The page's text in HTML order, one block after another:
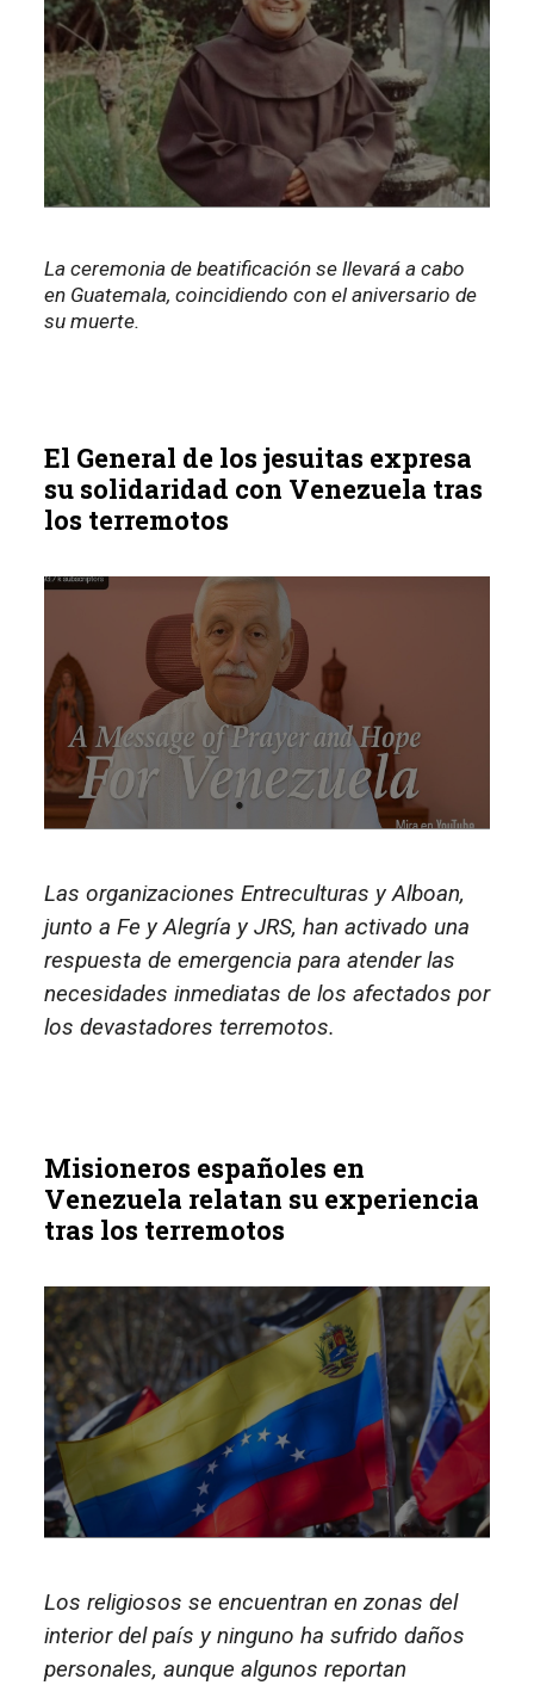
La ceremonia de beatificación se llevará a cabo
en Guatemala, coincidiendo con el aniversario de
su muerte.
El General de los jesuitas expresa
su solidaridad con Venezuela tras
los terremotos
Las organizaciones Entreculturas y Alboan,
junto a Fe y Alegría y JRS, han activado una
respuesta de emergencia para atender las
necesidades inmediatas de los afectados por
los devastadores terremotos.
Misioneros españoles en
Venezuela relatan su experiencia
tras los terremotos
Los religiosos se encuentran en zonas del
interior del país y ninguno ha sufrido daños
personales, aunque algunos reportan